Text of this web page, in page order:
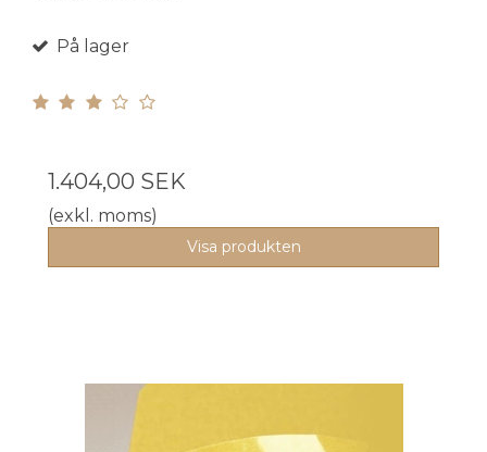
På lager
1.404,00 SEK
(exkl. moms)
Visa produkten